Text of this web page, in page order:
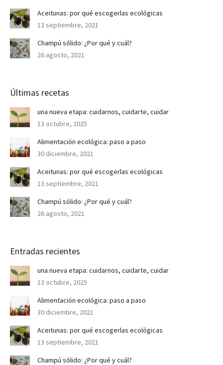
Aceitunas: por qué escogerlas ecológicas
13 septiembre, 2021
Champú sólido: ¿Por qué y cuál?
26 agosto, 2021
Últimas recetas
una nueva etapa: cuidarnos, cuidarte, cuidar
13 octubre, 2025
Alimentación ecológica: paso a paso
30 diciembre, 2021
Aceitunas: por qué escogerlas ecológicas
13 septiembre, 2021
Champú sólido: ¿Por qué y cuál?
26 agosto, 2021
Entradas recientes
una nueva etapa: cuidarnos, cuidarte, cuidar
13 octubre, 2025
Alimentación ecológica: paso a paso
30 diciembre, 2021
Aceitunas: por qué escogerlas ecológicas
13 septiembre, 2021
Champú sólido: ¿Por qué y cuál?